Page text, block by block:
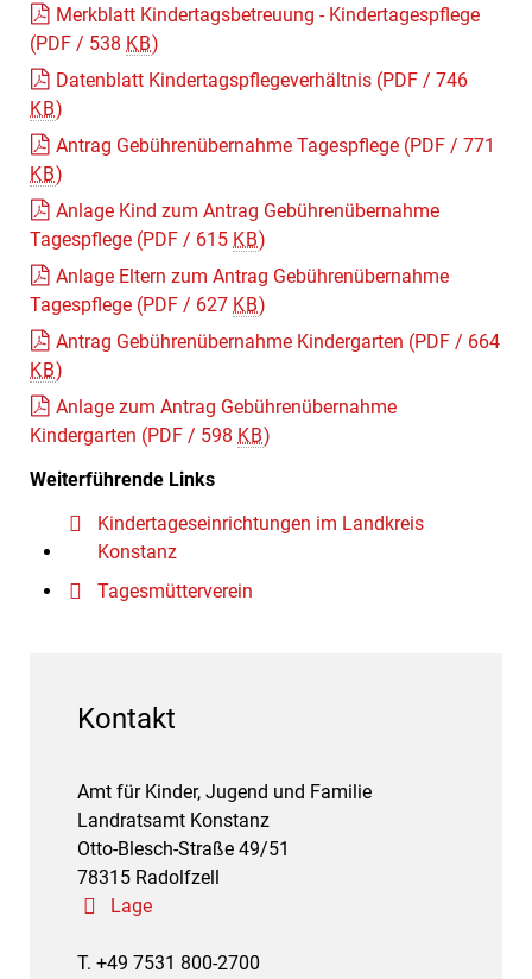
Merkblatt Kindertagsbetreuung - Kindertagespflege
(PDF / 538 KB)
Datenblatt Kindertagspflegeverhältnis (PDF / 746
KB)
Antrag Gebührenübernahme Tagespflege (PDF / 771
KB)
Anlage Kind zum Antrag Gebührenübernahme
Tagespflege (PDF / 615 KB)
Anlage Eltern zum Antrag Gebührenübernahme
Tagespflege (PDF / 627 KB)
Antrag Gebührenübernahme Kindergarten (PDF / 664
KB)
Anlage zum Antrag Gebührenübernahme
Kindergarten (PDF / 598 KB)
Weiterführende Links
Kindertageseinrichtungen im Landkreis
Konstanz
Tagesmütterverein
Kontakt
Amt für Kinder, Jugend und Familie
Landratsamt Konstanz
Otto-Blesch-Straße 49/51
78315 Radolfzell
Lage
T. +49 7531 800-2700